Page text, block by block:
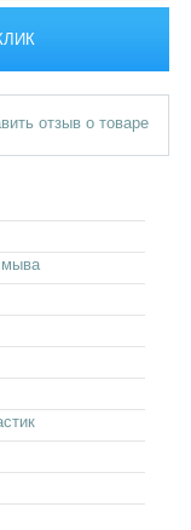
отзыв о товаре